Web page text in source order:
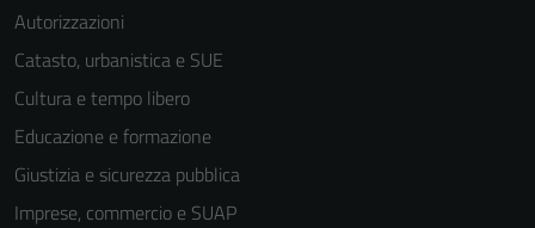
Autorizzazioni
Catasto, urbanistica e SUE
Cultura e tempo libero
Educazione e formazione
Giustizia e sicurezza pubblica
Imprese, commercio e SUAP